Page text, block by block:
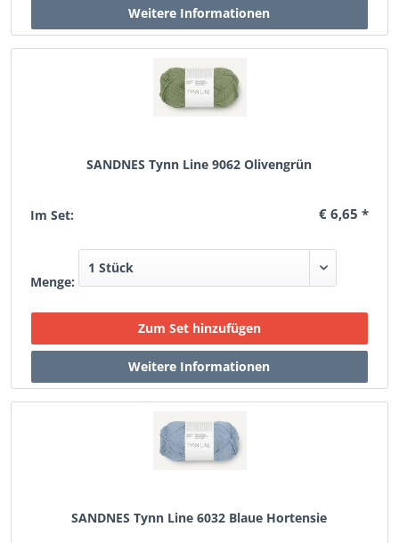
SANDNES Tynn Line 9062 Olivengrün
Im Set: € 6,65 *
Menge:
SANDNES Tynn Line 6032 Blaue Hortensie